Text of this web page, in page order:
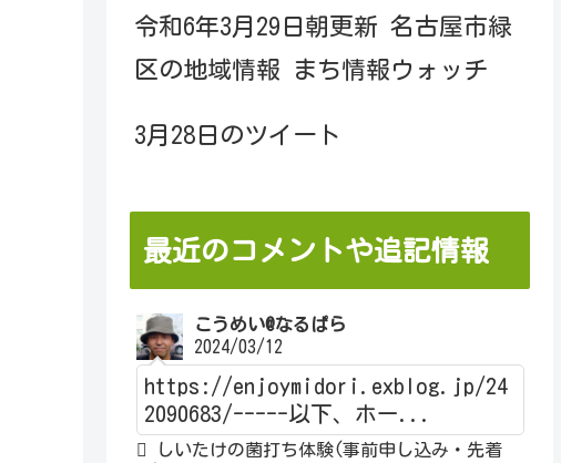
令和6年3月29日朝更新 名古屋市緑
区の地域情報 まち情報ウォッチ
3月28日のツイート
最近のコメントや追記情報
こうめい@なるぱら
2024/03/12
https://enjoymidori.exblog.jp/24
2090683/-----以下、ホー...
しいたけの菌打ち体験(事前申し込み・先着